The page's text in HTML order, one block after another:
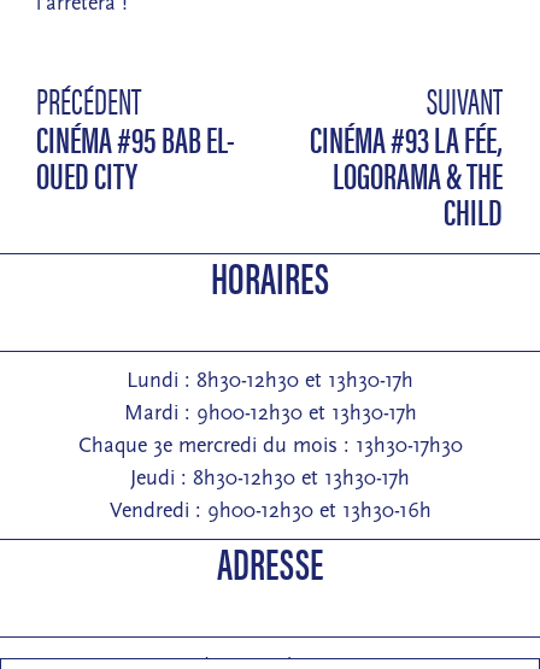
PRÉCÉDENT
CINÉMA #95 BAB EL-
OUED CITY
SUIVANT
CINÉMA #93 LA FÉE,
LOGORAMA & THE
CHILD
HORAIRES
Lundi : 8h30-12h30 et 13h30-17h
Mardi : 9h00-12h30 et 13h30-17h
Chaque 3e mercredi du mois : 13h30-17h30
Jeudi : 8h30-12h30 et 13h30-17h
Vendredi : 9h00-12h30 et 13h30-16h
ADRESSE